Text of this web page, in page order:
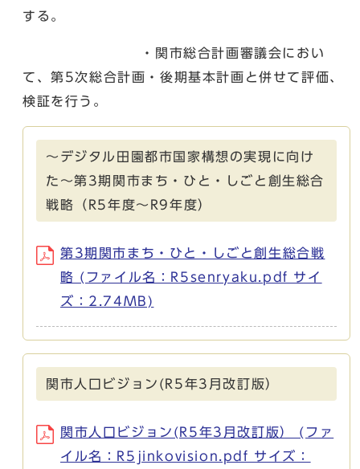
する。
・関市総合計画審議会におい
て、第5次総合計画・後期基本計画と併せて評価、
検証を行う。
～デジタル田園都市国家構想の実現に向け
た～第3期関市まち・ひと・しごと創生総合
戦略（R5年度～R9年度）
第3期関市まち・ひと・しごと創生総合戦
略 (ファイル名：R5senryaku.pdf サイ
ズ：2.74MB)
関市人口ビジョン(R5年3月改訂版）
関市人口ビジョン(R5年3月改訂版） (ファ
イル名：R5jinkovision.pdf サイズ：